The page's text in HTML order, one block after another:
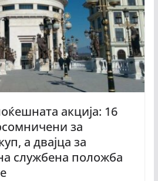
акција: 16
за
а двајца за
службена положба